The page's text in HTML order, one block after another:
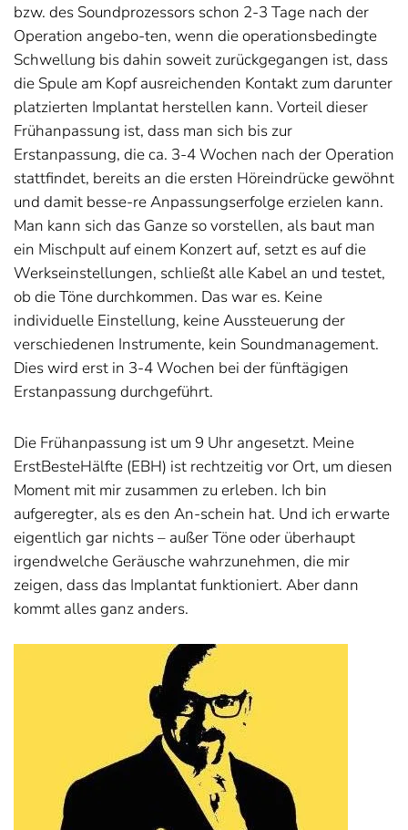
bzw. des Soundprozessors schon 2-3 Tage nach der
Operation angebo-ten, wenn die operationsbedingte
Schwellung bis dahin soweit zurückgegangen ist, dass
die Spule am Kopf ausreichenden Kontakt zum darunter
platzierten Implantat herstellen kann. Vorteil dieser
Frühanpassung ist, dass man sich bis zur
Erstanpassung, die ca. 3-4 Wochen nach der Operation
stattfindet, bereits an die ersten Höreindrücke gewöhnt
und damit besse-re Anpassungserfolge erzielen kann.
Man kann sich das Ganze so vorstellen, als baut man
ein Mischpult auf einem Konzert auf, setzt es auf die
Werkseinstellungen, schließt alle Kabel an und testet,
ob die Töne durchkommen. Das war es. Keine
individuelle Einstellung, keine Aussteuerung der
verschiedenen Instrumente, kein Soundmanagement.
Dies wird erst in 3-4 Wochen bei der fünftägigen
Erstanpassung durchgeführt.
Die Frühanpassung ist um 9 Uhr angesetzt. Meine
ErstBesteHälfte (EBH) ist rechtzeitig vor Ort, um diesen
Moment mit mir zusammen zu erleben. Ich bin
aufgeregter, als es den An-schein hat. Und ich erwarte
eigentlich gar nichts – außer Töne oder überhaupt
irgendwelche Geräusche wahrzunehmen, die mir
zeigen, dass das Implantat funktioniert. Aber dann
kommt alles ganz anders.